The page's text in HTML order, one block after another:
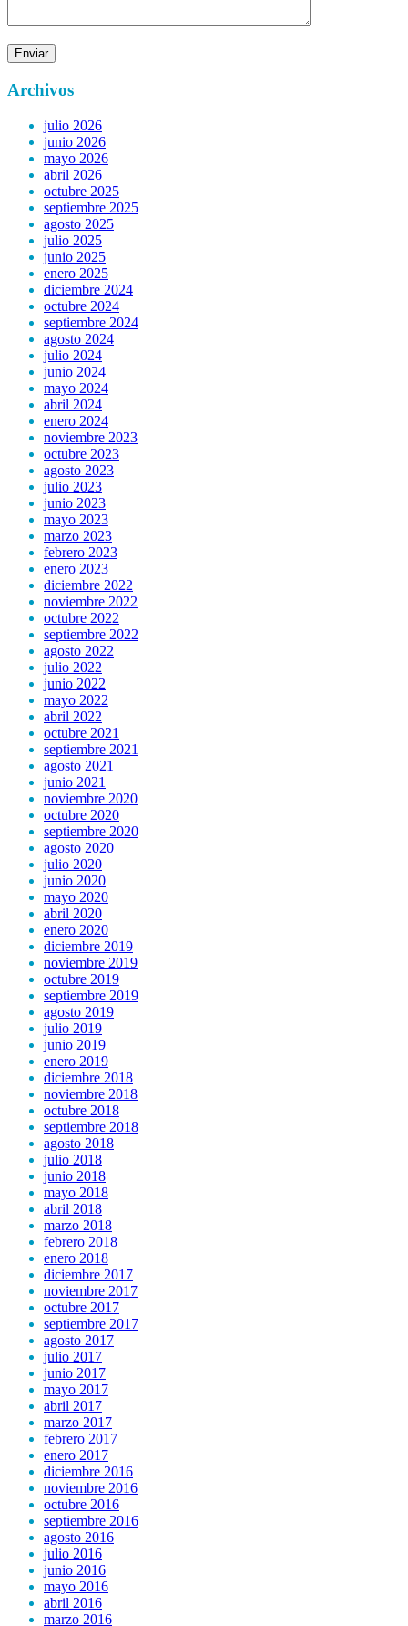
Archivos
julio 2026
junio 2026
mayo 2026
abril 2026
octubre 2025
septiembre 2025
agosto 2025
julio 2025
junio 2025
enero 2025
diciembre 2024
octubre 2024
septiembre 2024
agosto 2024
julio 2024
junio 2024
mayo 2024
abril 2024
enero 2024
noviembre 2023
octubre 2023
agosto 2023
julio 2023
junio 2023
mayo 2023
marzo 2023
febrero 2023
enero 2023
diciembre 2022
noviembre 2022
octubre 2022
septiembre 2022
agosto 2022
julio 2022
junio 2022
mayo 2022
abril 2022
octubre 2021
septiembre 2021
agosto 2021
junio 2021
noviembre 2020
octubre 2020
septiembre 2020
agosto 2020
julio 2020
junio 2020
mayo 2020
abril 2020
enero 2020
diciembre 2019
noviembre 2019
octubre 2019
septiembre 2019
agosto 2019
julio 2019
junio 2019
enero 2019
diciembre 2018
noviembre 2018
octubre 2018
septiembre 2018
agosto 2018
julio 2018
junio 2018
mayo 2018
abril 2018
marzo 2018
febrero 2018
enero 2018
diciembre 2017
noviembre 2017
octubre 2017
septiembre 2017
agosto 2017
julio 2017
junio 2017
mayo 2017
abril 2017
marzo 2017
febrero 2017
enero 2017
diciembre 2016
noviembre 2016
octubre 2016
septiembre 2016
agosto 2016
julio 2016
junio 2016
mayo 2016
abril 2016
marzo 2016